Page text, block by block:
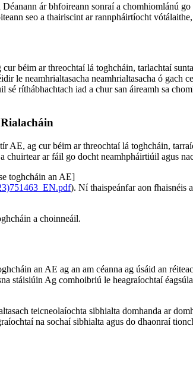
ár bhfoireann sonraí a chomhiomlánú
seo a thairiscint ar rannpháirtíocht
béim ar threochtaí lá toghcháin, tarlachtaí
le neamhrialtasacha neamhrialtasacha ó
ríthábhachtach iad a chur san áireamh sa
ag cur béim ar threochtaí lá toghcháin,
ar fáil go docht neamhpháirtiúil agus
toghcháin an AE]
). Ní thaispeánfar aon fhaisnéis
a choinneáil.
an AE ag an am céanna ag úsáid an
stáisiúin Ag comhoibriú le heagraíochtaí
teicneolaíochta sibhialta domhanda ar
na sochaí sibhialta agus do dhaonraí